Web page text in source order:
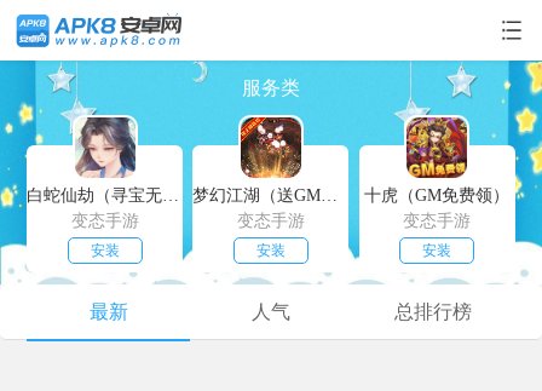
服务类
白蛇仙劫（寻宝无限真充）
变态手游
安装
梦幻江湖（送GM特权）
变态手游
安装
十虎（GM免费领）
变态手游
安装
最新 人气 总排行榜